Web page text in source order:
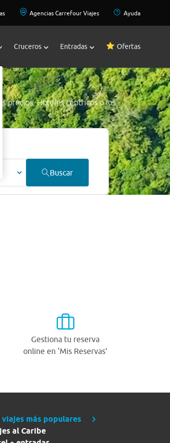
Agencias Carrefour Viajes Ayuda
Cruceros Entradas Ofertas
precios. Hoteles céntricos o los
Buscar
Gestiona tu reserva
online en ‘Mis Reservas’
viajes más populares
al Caribe